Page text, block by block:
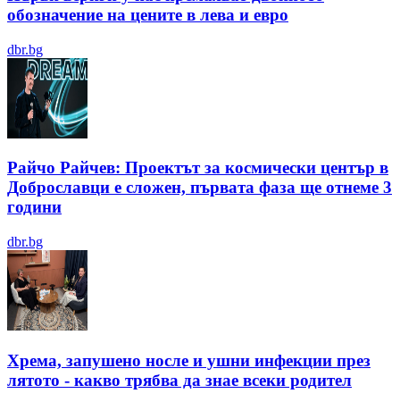
обозначение на цените в лева и евро
dbr.bg
Райчо Райчев: Проектът за космически център в
Доброславци е сложен, първата фаза ще отнеме 3
години
dbr.bg
Хрема, запушено носле и ушни инфекции през
лятотo - какво трябва да знае всеки родител